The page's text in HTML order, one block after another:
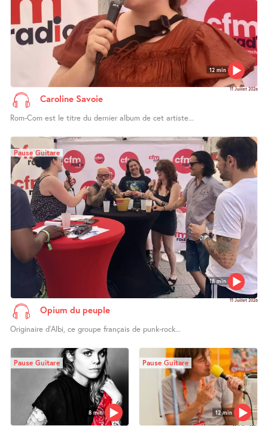
12 min
11 Juillet 2026
Caroline Savoie
Rom-Com est le titre du dernier album de cet artiste...
18 min
Pause Guitare
11 Juillet 2026
Opium du peuple
Originaire d’Albi, ce groupe français de punk-rock...
8 min
Pause Guitare
12 min
Pause Guitare